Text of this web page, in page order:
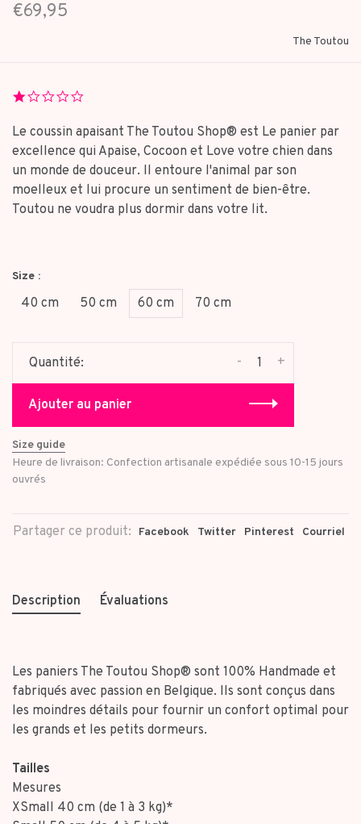
€69,95
The Toutou
rating
Le coussin apaisant The Toutou Shop® est Le panier par
excellence qui Apaise, Cocoon et Love votre chien dans
un monde de douceur. Il entoure l'animal par son
moelleux et lui procure un sentiment de bien-être.
Toutou ne voudra plus dormir dans votre lit.
Size :
40 cm 50 cm 60 cm 70 cm
Quantité: +
-
Ajouter au panier
Size guide
Heure de livraison: Confection artisanale expédiée sous 10-15 jours
ouvrés
Partager ce produit: Facebook Twitter Pinterest Courriel
Description Évaluations
Les paniers The Toutou Shop® sont 100% Handmade et
fabriqués avec passion en Belgique. Ils sont conçus dans
les moindres détails pour fournir un confort optimal pour
les grands et les petits dormeurs.
Tailles
Mesures
XSmall 40 cm (de 1 à 3 kg)*